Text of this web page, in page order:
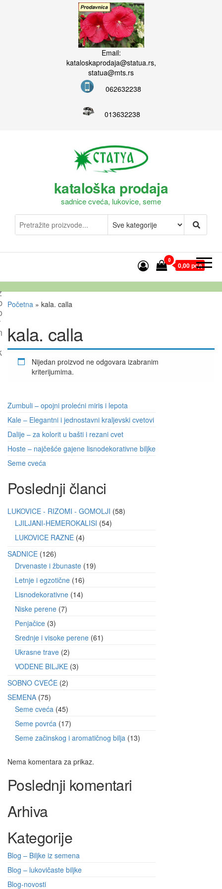
Email:
kataloskaprodaja@statua.rs,
statua@mts.rs
062632238
013632238
kataloška prodaja
sadnice cveća, lukovice, seme
0
0,00 рсд
Početna » kala. calla
kala. calla
Nijedan proizvod ne odgovara izabranim
kriterijumima.
Zumbuli – opojni prolećni miris i lepota
Kale – Elegantni i jednostavni kraljevski cvetovi
Dalije – za kolorit u bašti i rezani cvet
Hoste – najčešće gajene lisnodekorativne biljke
Seme cveća
Poslednji članci
LUKOVICE - RIZOMI - GOMOLJI 58
LJILJANI-HEMEROKALISI 54
LUKOVICE RAZNE 4
SADNICE 126
Drvenaste i žbunaste 19
Letnje i egzotične 16
Lisnodekorativne 14
Niske perene 7
Penjačice 3
Srednje i visoke perene 61
Ukrasne trave 2
VODENE BILJKE 3
SOBNO CVEĆE 2
SEMENA 75
Seme cveća 45
Seme povrća 17
Seme začinskog i aromatičnog bilja 13
Nema komentara za prikaz.
Poslednji komentari
Arhiva
Kategorije
Blog – Biljke iz semena
Blog – lukovičaste biljke
Blog-novosti